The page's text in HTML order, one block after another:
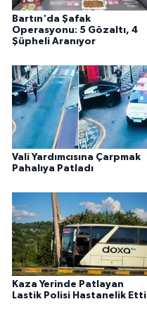
Bartın'da Şafak
Operasyonu: 5 Gözaltı, 4
Şüpheli Aranıyor
Vali Yardımcısına Çarpmak
Pahalıya Patladı
Kaza Yerinde Patlayan
Lastik Polisi Hastanelik Etti